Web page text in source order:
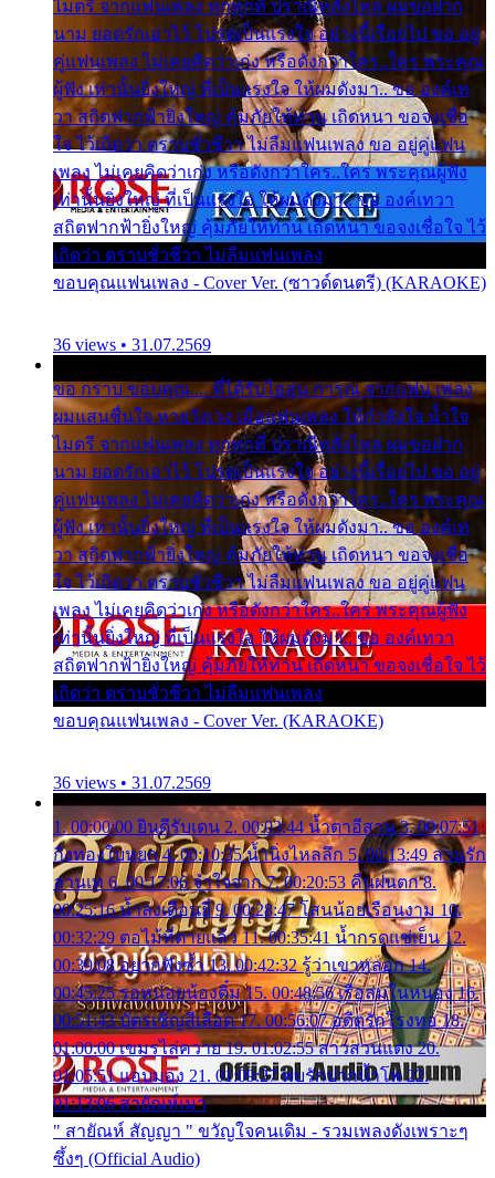
ไมตรี จากแฟนเพลง ทุกทุกที่ ปราณีหลั่งไหล ผมขอฝาก
นาม ยอดรักเอาไว้ โปรดเป็นแรงใจ อย่างนี้เรื่อยไป ขอ อยู่
คู่แฟนเพลง ไม่เคยคิดว่าเก่ง หรือดังกว่าใคร..ใคร พระคุณ
ผู้ฟัง เท่านั้นยิ่งใหญ่ ที่เป็นแรงใจ ให้ผมดังมา.. ขอ องค์เท
วา สถิตฟากฟ้ายิ่งใหญ่ คุ้มภัยให้ท่าน เถิดหนา ขอจงเชื่อ
ใจ ไว้เถิดว่า ตราบชั่วชีวา ไม่ลืมแฟนเพลง ขอ อยู่คู่แฟน
เพลง ไม่เคยคิดว่าเก่ง หรือดังกว่าใคร..ใคร พระคุณผู้ฟัง
เท่านั้นยิ่งใหญ่ ที่เป็นแรงใจ ให้ผมดังมา.. ขอ องค์เทวา
สถิตฟากฟ้ายิ่งใหญ่ คุ้มภัยให้ท่าน เถิดหนา ขอจงเชื่อใจ ไว้
เถิดว่า ตราบชั่วชีวา ไม่ลืมแฟนเพลง
ขอบคุณแฟนเพลง - Cover Ver. (ซาวด์ดนตรี) (KARAOKE)
36 views • 31.07.2569
ขอ กราบ ขอบคุณ.... ที่ได้รับไออุ่น การุณ จากแฟน เพลง
ผมแสนชื่นใจ หายวังเวง เมื่อแฟนเพลง ให้กำลังใจ น้ำใจ
ไมตรี จากแฟนเพลง ทุกทุกที่ ปราณีหลั่งไหล ผมขอฝาก
นาม ยอดรักเอาไว้ โปรดเป็นแรงใจ อย่างนี้เรื่อยไป ขอ อยู่
คู่แฟนเพลง ไม่เคยคิดว่าเก่ง หรือดังกว่าใคร..ใคร พระคุณ
ผู้ฟัง เท่านั้นยิ่งใหญ่ ที่เป็นแรงใจ ให้ผมดังมา.. ขอ องค์เท
วา สถิตฟากฟ้ายิ่งใหญ่ คุ้มภัยให้ท่าน เถิดหนา ขอจงเชื่อ
ใจ ไว้เถิดว่า ตราบชั่วชีวา ไม่ลืมแฟนเพลง ขอ อยู่คู่แฟน
เพลง ไม่เคยคิดว่าเก่ง หรือดังกว่าใคร..ใคร พระคุณผู้ฟัง
เท่านั้นยิ่งใหญ่ ที่เป็นแรงใจ ให้ผมดังมา.. ขอ องค์เทวา
สถิตฟากฟ้ายิ่งใหญ่ คุ้มภัยให้ท่าน เถิดหนา ขอจงเชื่อใจ ไว้
เถิดว่า ตราบชั่วชีวา ไม่ลืมแฟนเพลง
ขอบคุณแฟนเพลง - Cover Ver. (KARAOKE)
36 views • 31.07.2569
1. 00:00:00 ยินดีรับเดน 2. 00:03:44 น้ำตาอีสาน 3. 00:07:51
กิ่งทองใบหยก 4. 00:10:35 น้ำนิ่งไหลลึก 5. 00:13:49 ลานรัก
ลานเท 6. 00:17:06 จำใจจาก 7. 00:20:53 คืนฝนตก 8.
00:25:16 น้ำลงเดือนยี่ 9. 00:28:47 โสนน้อยเรือนงาม 10.
00:32:29 ตอไม้ที่ตายแล้ว 11. 00:35:41 น้ำกรดแช่เย็น 12.
00:39:08 อยากฟังซ้ำ 13. 00:42:32 รู้ว่าเขาหลอก 14.
00:45:25 รอหน่อยน้องติ๋ม 15. 00:48:56 เรือล่มในหนอง 16.
00:51:43 บัตรเชิญสีเลือด 17. 00:56:07 อดีตรักโรงทอ 18.
01:00:00 เขมรไล่ควาย 19. 01:02:55 สาวสวนแตง 20.
01:05:51 แอบมอง 21. 01:09:27 พบรักปากน้ำโพ 22.
01:13:06 สายัณห์เมา
" สายัณห์ สัญญา " ขวัญใจคนเดิม - รวมเพลงดังเพราะๆ
ซึ้งๆ (Official Audio)